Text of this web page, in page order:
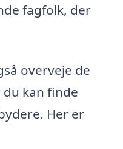
fagfolk, der
overveje de
kan finde
Her er